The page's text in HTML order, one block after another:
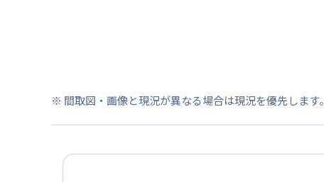
※ 間取図・画像と現況が異なる場合は現況を優先します。